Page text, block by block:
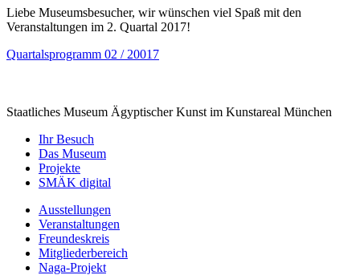
Liebe Museumsbesucher, wir wünschen viel Spaß mit den
Veranstaltungen im 2. Quartal 2017!
Quartalsprogramm 02 / 20017
Staatliches Museum Ägyptischer Kunst im Kunstareal München
Ihr Besuch
Das Museum
Projekte
SMÄK digital
Ausstellungen
Veranstaltungen
Freundeskreis
Mitgliederbereich
Naga-Projekt